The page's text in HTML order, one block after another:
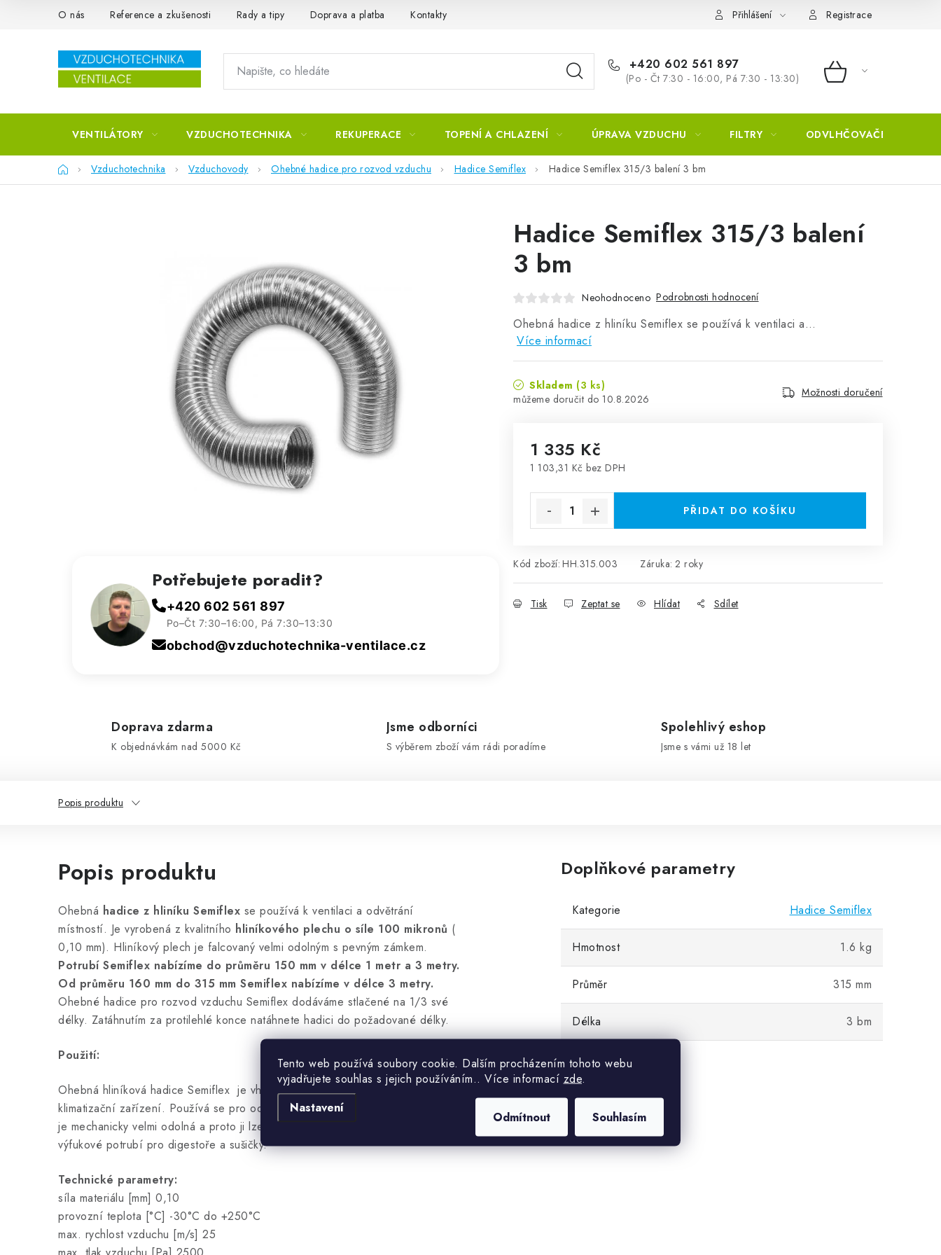
Tento web používá soubory cookie. Dalším procházením tohoto webu
vyjadřujete souhlas s jejich používáním.. Více informací zde.
Nastavení
Odmítnout Souhlasím
Přejít na obsahO nás Reference a zkušenosti Rady a tipy Doprava a platba Kontakty Přihlášení Registrace
+420 602 561 897
(Po - Čt 7:30 - 16:00, Pá 7:30 - 13:30) NÁKUPNÍ
VENTILÁTORY VZDUCHOTECHNIKA REKUPERACE TOPENÍ A CHLAZENÍ ÚPRAVA VZDUCHU FILTRY ODVLHČOVAČE
DomůVzduchotechnika Vzduchovody Ohebné hadice pro rozvod vzduchu Hadice Semiflex Hadice Semiflex 315/3 balení 3 bm
Hadice Semiflex 315/3 balení
3 bm
Neohodnoceno Podrobnosti hodnocení
Ohebná hadice z hliníku Semiflex se používá k ventilaci a…
Více informací
Skladem (3 ks)
10.8.2026
Možnosti doručení
1 335 Kč
1 103,31 Kč bez DPH
PŘIDAT DO KOŠÍKU
Kód zboží: HH.315.003 Záruka: 2 roky
Tisk Zeptat se Hlídat Sdílet
Potřebujete poradit?
+420 602 561 897
Po–Čt 7:30–16:00, Pá 7:30–13:30
obchod@vzduchotechnika-ventilace.cz
Doprava zdarma
K objednávkám nad 5000 Kč
Jsme odborníci
S výběrem zboží vám rádi poradíme
Spolehlivý eshop
Jsme s vámi už 18 let
Popis produktu
Popis produktu
Ohebná hadice z hliníku Semiflex se používá k ventilaci a odvětrání
místností. Je vyrobená z kvalitního hliníkového plechu o síle 100 mikronů (
0,10 mm). Hliníkový plech je falcovaný velmi odolným s pevným zámkem.
Potrubí Semiflex nabízíme do průměru 150 mm v délce 1 metr a 3 metry.
Od průměru 160 mm do 315 mm Semiflex nabízíme v délce 3 metry.
Ohebné hadice pro rozvod vzduchu Semiflex dodáváme stlačené na 1/3 své
délky. Zatáhnutím za protilehlé konce natáhnete hadici do požadované délky.
Použití:
Ohebná hliníková hadice Semiflex je vhodná pro jakékoliv ventilační nebo
klimatizační zařízení. Používá se pro odtahy pachů a kouře z mísností. Hadice
je mechanicky velmi odolná a proto ji lze použít i pro další aplikace, např. i jako
výfukové potrubí pro digestoře a sušičky.
Technické parametry:
síla materiálu [mm] 0,10
provozní teplota [°C] -30°C do +250°C
max. rychlost vzduchu [m/s] 25
Doplňkové parametry
Kategorie Hadice Semiflex
Hmotnost 1.6 kg
Průměr 315 mm
Délka 3 bm